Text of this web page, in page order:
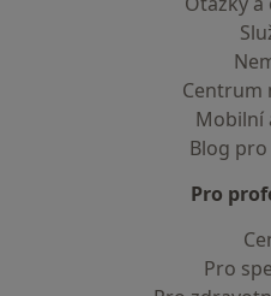
Centrum
Mobilní
Blog
Pro
Pro